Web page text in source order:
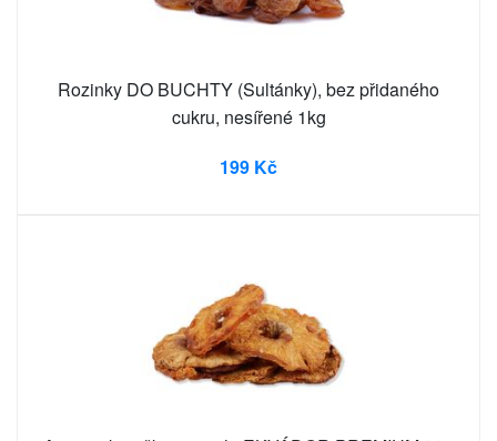
Rozinky DO BUCHTY (Sultánky), bez přidaného
cukru, nesířené 1kg
199 Kč